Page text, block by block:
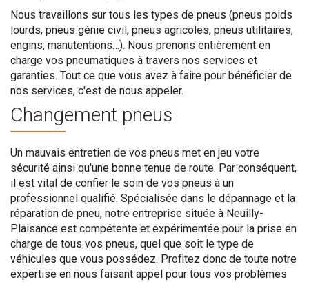
Nous travaillons sur tous les types de pneus (pneus poids
lourds, pneus génie civil, pneus agricoles, pneus utilitaires,
engins, manutentions…). Nous prenons entièrement en
charge vos pneumatiques à travers nos services et
garanties. Tout ce que vous avez à faire pour bénéficier de
nos services, c'est de nous appeler.
Changement pneus
Un mauvais entretien de vos pneus met en jeu votre
sécurité ainsi qu'une bonne tenue de route. Par conséquent,
il est vital de confier le soin de vos pneus à un
professionnel qualifié. Spécialisée dans le dépannage et la
réparation de pneu, notre entreprise située à Neuilly-
Plaisance est compétente et expérimentée pour la prise en
charge de tous vos pneus, quel que soit le type de
véhicules que vous possédez. Profitez donc de toute notre
expertise en nous faisant appel pour tous vos problèmes